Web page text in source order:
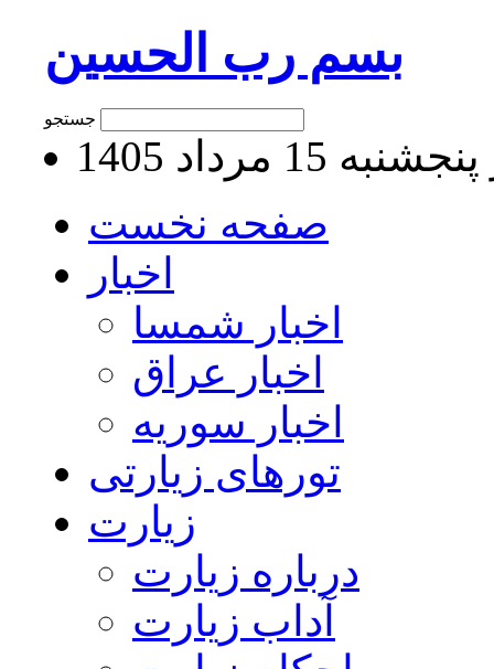
بسم رب الحسین
15 مرداد 1405
صفحه نخست
اخبار
اخبار شمسا
اخبار عراق
اخبار سوریه
تورهای زیارتی
زیارت
درباره زیارت
آداب زیارت